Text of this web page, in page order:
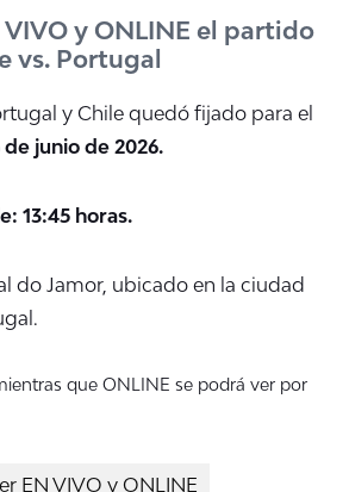
y ONLINE el partido
vs. Portugal
y Chile quedó fijado para el
junio de 2026.
13:45 horas.
do Jamor, ubicado en la ciudad
que ONLINE se podrá ver por
EN VIVO y ONLINE